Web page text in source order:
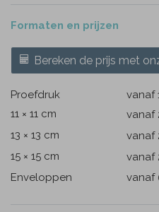
Formaten en prijzen
Bereken de prijs met
Proefdruk
vanaf
11 × 11 cm
vanaf
13 × 13 cm
vanaf
15 × 15 cm
vanaf
Enveloppen
vanaf